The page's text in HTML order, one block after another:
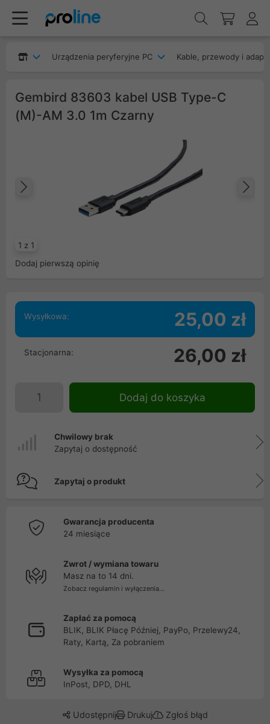
Urządzenia peryferyjne PC Kable, przewody i
Gembird 83603 kabel USB Type-C
(M)-AM 3.0 1m Czarny
1 z 1
Poprzedni
Dodaj pierwszą opinię
Wysyłkowa: 25,00 zł
Stacjonarna: 26,00 zł
Dodaj do koszyka
Chwilowy brak
Zapytaj o dostępność
Zapytaj o produkt
Gwarancja producenta
24 miesiące
Zwrot / wymiana towaru
Masz na to 14 dni.
Zobacz regulamin i wyłączenia...
Zapłać za pomocą
BLIK, BLIK Płacę Później, PayPo, Przelewy24,
Raty, Kartą, Za pobraniem
Wysyłka za pomocą
InPost, DPD, DHL
Udostępnij Drukuj Zgłoś błąd